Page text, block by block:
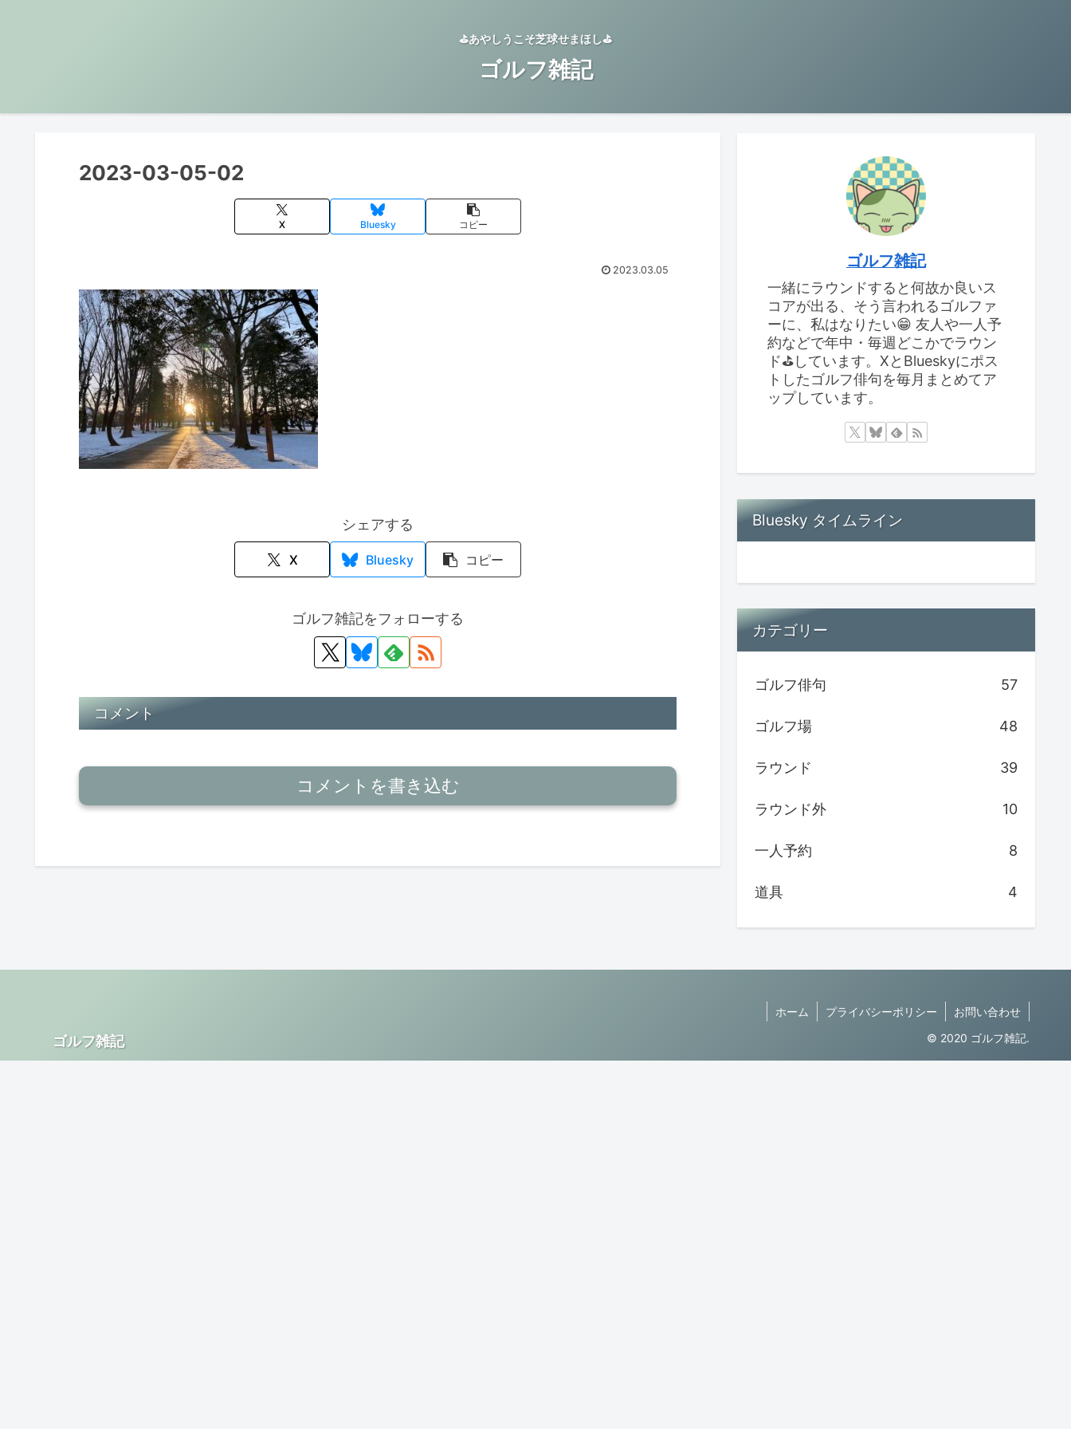
⛳️あやしうこそ芝球せまほし⛳️
ゴルフ雑記
2023-03-05-02
X Bluesky コピー
2023.03.05
シェアする
X Bluesky コピー
ゴルフ雑記をフォローする
コメント
コメントを書き込む
ゴルフ雑記
一緒にラウンドすると何故か良いス
コアが出る、そう言われるゴルファ
ーに、私はなりたい😁 友人や一人予
約などで年中・毎週どこかでラウン
ド⛳️しています。XとBlueskyにポス
トしたゴルフ俳句を毎月まとめてア
ップしています。
Bluesky タイムライン
カテゴリー
ゴルフ俳句 57
ゴルフ場 48
ラウンド 39
ラウンド外 10
一人予約 8
道具 4
ゴルフ雑記
ホーム プライバシーポリシー
お問い合わせ
© 2020 ゴルフ雑記.